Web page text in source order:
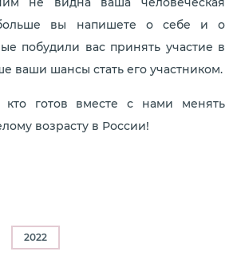
вы напишете о себе и о
побудили вас принять участие в
ваши шансы стать его участником.
готов вместе с нами менять
возрасту в России!
2022